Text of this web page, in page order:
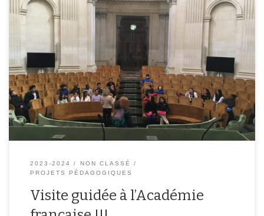
2023-2024
NON CLASSÉ
PROJETS PÉDAGOGIQUES
Visite guidée à l’Académie